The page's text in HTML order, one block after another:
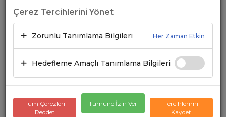
Çerez Tercihlerini Yönet
Zorunlu Tanımlama Bilgileri Her Zaman Etkin
Hedefleme Amaçlı Tanımlama Bilgileri
Tüm Çerezleri
Reddet
Tümüne İzin Ver
Tercihlerimi
Kaydet